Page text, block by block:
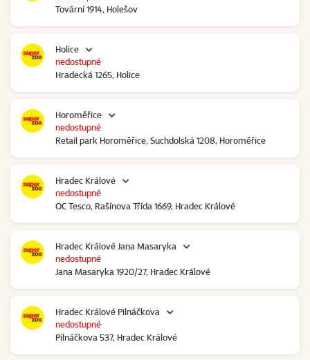
Tovární 1914, Holešov
Holice
Hradecká 1265, Holice
nedostupné
Horoměřice
Retail park Horoměřice, Suchdolská 1208, Horoměřice
nedostupné
Hradec Králové
OC Tesco, Rašínova Třída 1669, Hradec Králové
nedostupné
Hradec Králové Jana Masaryka
Jana Masaryka 1920/27, Hradec Králové
nedostupné
Hradec Králové Pilnáčkova
Pilnáčkova 537, Hradec Králové
nedostupné